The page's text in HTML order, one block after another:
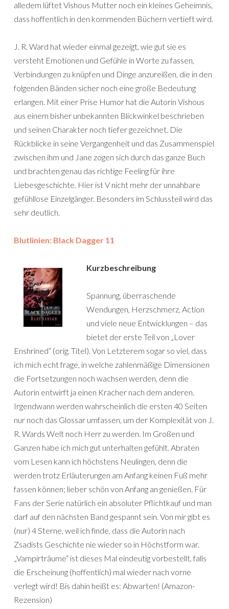
alledem lüftet Vishous Mutter noch ein kleines Geheimnis,
dass hoffentlich in den kommenden Büchern vertieft wird.
J. R. Ward hat wieder einmal gezeigt, wie gut sie es
versteht Emotionen und Gefühle in Worte zu fassen,
Verbindungen zu knüpfen und Dinge anzureißen, die in den
folgenden Bänden sicher noch eine große Bedeutung
erlangen. Mit einer Prise Humor hat die Autorin Vishous
aus einem bisher unbekannten Blickwinkel beschrieben
und seinen Charakter noch tiefer gezeichnet. Die
Rückblicke in seine Vergangenheit und das Zusammenspiel
zwischen ihm und Jane zogen sich durch das ganze Buch
und brachten genau das richtige Feeling für ihre
Liebesgeschichte. Hier ist V nicht mehr der unnahbare
gefühllose Einzelgänger. Besonders im Schlussteil wird das
sehr deutlich.
Blutlinien: Black Dagger 11
Kurzbeschreibung
Spannung, überraschende
Wendungen, Herzschmerz, Action
und viele neue Entwicklungen – das
bietet der erste Teil von „Lover
Enshrined“ (orig. Titel). Von Letzterem sogar so viel, dass
ich mich echt frage, in welche zahlenmäßige Dimensionen
die Fortsetzungen noch wachsen werden, denn die
Autorin entwirft ja einen Kracher nach dem anderen.
Irgendwann werden wahrscheinlich die ersten 40 Seiten
nur noch das Glossar umfassen, um der Komplexität von J.
R. Wards Welt noch Herr zu werden. Im Großen und
Ganzen habe ich mich gut unterhalten gefühlt. Abraten
vom Lesen kann ich höchstens Neulingen, denn die
werden trotz Erläuterungen am Anfang keinen Fuß mehr
fassen können; lieber schön von Anfang an genießen. Für
Fans der Serie natürlich ein absoluter Pflichtkauf und man
darf auf den nächsten Band gespannt sein. Von mir gibt es
(nur) 4 Sterne, weil ich finde, dass die Autorin nach
Zsadists Geschichte nie wieder so in Höchstform war.
„Vampirträume“ ist dieses Mal eindeutig vorbestellt, falls
die Erscheinung (hoffentlich) mal wieder nach vorne
verlegt wird! Bis dahin heißt es: Abwarten! (Amazon-
Rezension)